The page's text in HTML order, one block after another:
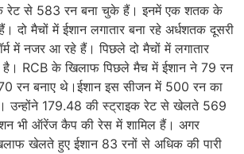
रेट से 583 रन बना चुके हैं। इनमें एक शतक के
दो मैचों में ईशान लगातार बना रहे अर्धशतक दूसरी
में नजर आ रहे हैं। पिछले दो मैचों में लगातार
है। RCB के खिलाफ पिछले मैच में ईशान ने 79 रन
रन बनाए थे।ईशान इस सीजन में 500 रन का
उन्होंने 179.48 की स्ट्राइक रेट से खेलते 569
भी ऑरेंज कैप की रेस में शामिल हैं। अगर
खेलते हुए ईशान 83 रनों से अधिक की पारी